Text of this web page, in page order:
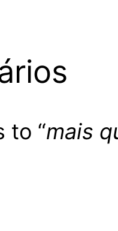
to “mais